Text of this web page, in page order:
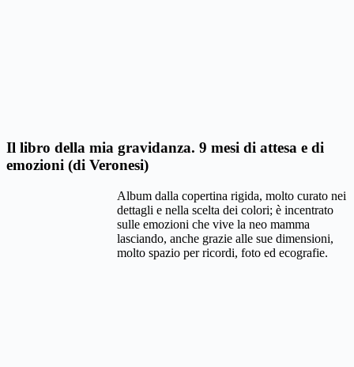
Il libro della mia gravidanza. 9 mesi di attesa e di
emozioni (di Veronesi)
Album dalla copertina rigida, molto curato nei
dettagli e nella scelta dei colori; è incentrato
sulle emozioni che vive la neo mamma
lasciando, anche grazie alle sue dimensioni,
molto spazio per ricordi, foto ed ecografie.